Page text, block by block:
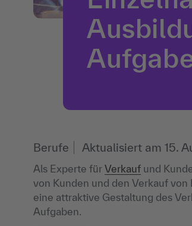
Berufe Aktualisiert am 15.
Als Experte für Verkauf und
von Kunden und den Verkauf
eine attraktive Gestaltung des
Aufgaben.